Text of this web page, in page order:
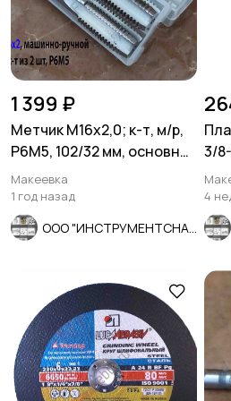
1 399 ₽
Метчик М16х2,0; к-т, м/р,
Р6М5, 102/32 мм, основной
шаг.
Макеевка
1 год назад
3/
4